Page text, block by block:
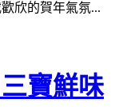
欣的賀年氣氛...
寶鮮味